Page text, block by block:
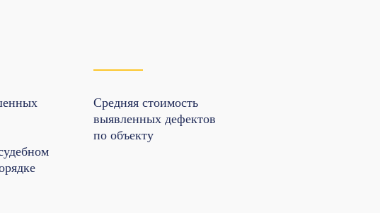
Средняя стоимость
выявленных дефектов
по объекту